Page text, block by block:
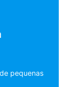
pequenas